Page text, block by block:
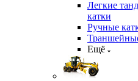
Легкие
катки
Ручные
Ещё